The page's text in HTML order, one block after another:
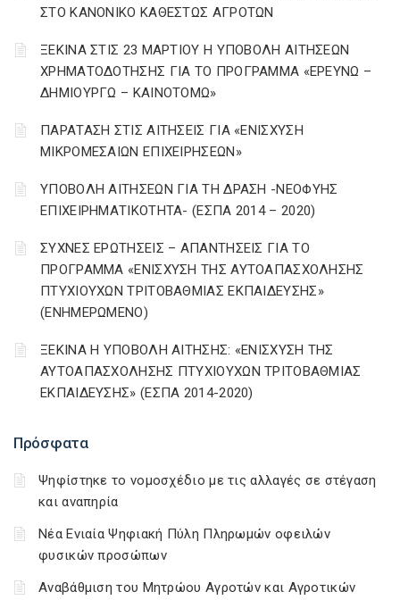
Πρόσφατα
Ψηφίστηκε το νομοσχέδιο με τις αλλαγές σε στέγαση
και αναπηρία
Νέα Ενιαία Ψηφιακή Πύλη Πληρωμών οφειλών
φυσικών προσώπων
Αναβάθμιση του Μητρώου Αγροτών και Αγροτικών
ΣΤΟ ΚΑΝΟΝΙΚΟ ΚΑΘΕΣΤΩΣ ΑΓΡΟΤΩΝ
ΞΕΚΙΝΑ ΣΤΙΣ 23 ΜΑΡΤΙΟΥ Η ΥΠΟΒΟΛΗ ΑΙΤΗΣΕΩΝ
ΧΡΗΜΑΤΟΔΟΤΗΣΗΣ ΓΙΑ ΤΟ ΠΡΟΓΡΑΜΜΑ «ΕΡΕΥΝΩ –
ΔΗΜΙΟΥΡΓΩ – ΚΑΙΝΟΤΟΜΩ»
ΠΑΡΑΤΑΣΗ ΣΤΙΣ ΑΙΤΗΣΕΙΣ ΓΙΑ «ΕΝΙΣΧΥΣΗ
ΜΙΚΡΟΜΕΣΑΙΩΝ ΕΠΙΧΕΙΡΗΣΕΩΝ»
ΥΠΟΒΟΛΗ ΑΙΤΗΣΕΩΝ ΓΙΑ ΤΗ ΔΡΑΣΗ -ΝΕΟΦΥΗΣ
ΕΠΙΧΕΙΡΗΜΑΤΙΚΟΤΗΤΑ- (ΕΣΠΑ 2014 – 2020)
ΣΥΧΝΕΣ ΕΡΩΤΗΣΕΙΣ – ΑΠΑΝΤΗΣΕΙΣ ΓΙΑ ΤΟ
ΠΡΟΓΡΑΜΜΑ «ΕΝΙΣΧΥΣΗ ΤΗΣ ΑΥΤΟΑΠΑΣΧΟΛΗΣΗΣ
ΠΤΥΧΙΟΥΧΩΝ ΤΡΙΤΟΒΑΘΜΙΑΣ ΕΚΠΑΙΔΕΥΣΗΣ»
(ΕΝΗΜΕΡΩΜΕΝΟ)
ΞΕΚΙΝΑ Η ΥΠΟΒΟΛΗ ΑΙΤΗΣΗΣ: «ΕΝΙΣΧΥΣΗ ΤΗΣ
ΑΥΤΟΑΠΑΣΧΟΛΗΣΗΣ ΠΤΥΧΙΟΥΧΩΝ ΤΡΙΤΟΒΑΘΜΙΑΣ
ΕΚΠΑΙΔΕΥΣΗΣ» (ΕΣΠΑ 2014-2020)